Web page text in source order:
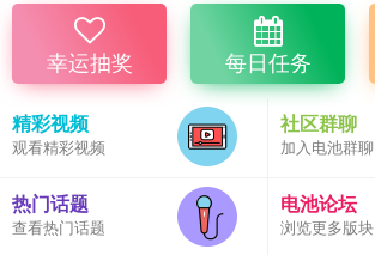
幸运抽奖 每日任务
精彩视频
观看精彩视频
社区群聊
加入电池群聊
热门话题
查看热门话题
电池论坛
浏览更多版块